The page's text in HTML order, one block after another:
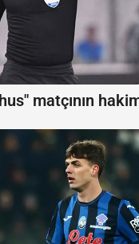
matçının